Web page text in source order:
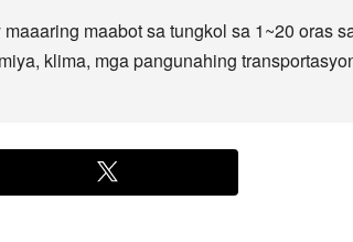
maabot sa tungkol sa 1~20 oras
klima, mga pangunahing